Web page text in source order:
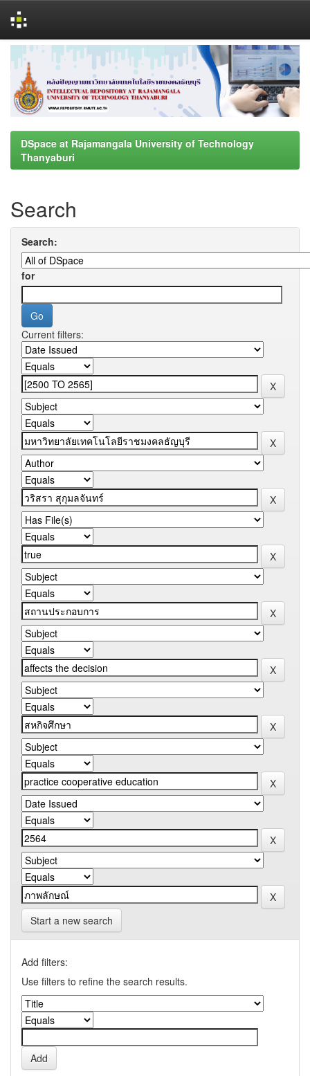
navigation
DSpace at Rajamangala University of Technology
Thanyaburi
Search
Search:
for
Current filters:
Start a new search
Add filters:
Use filters to refine the search results.